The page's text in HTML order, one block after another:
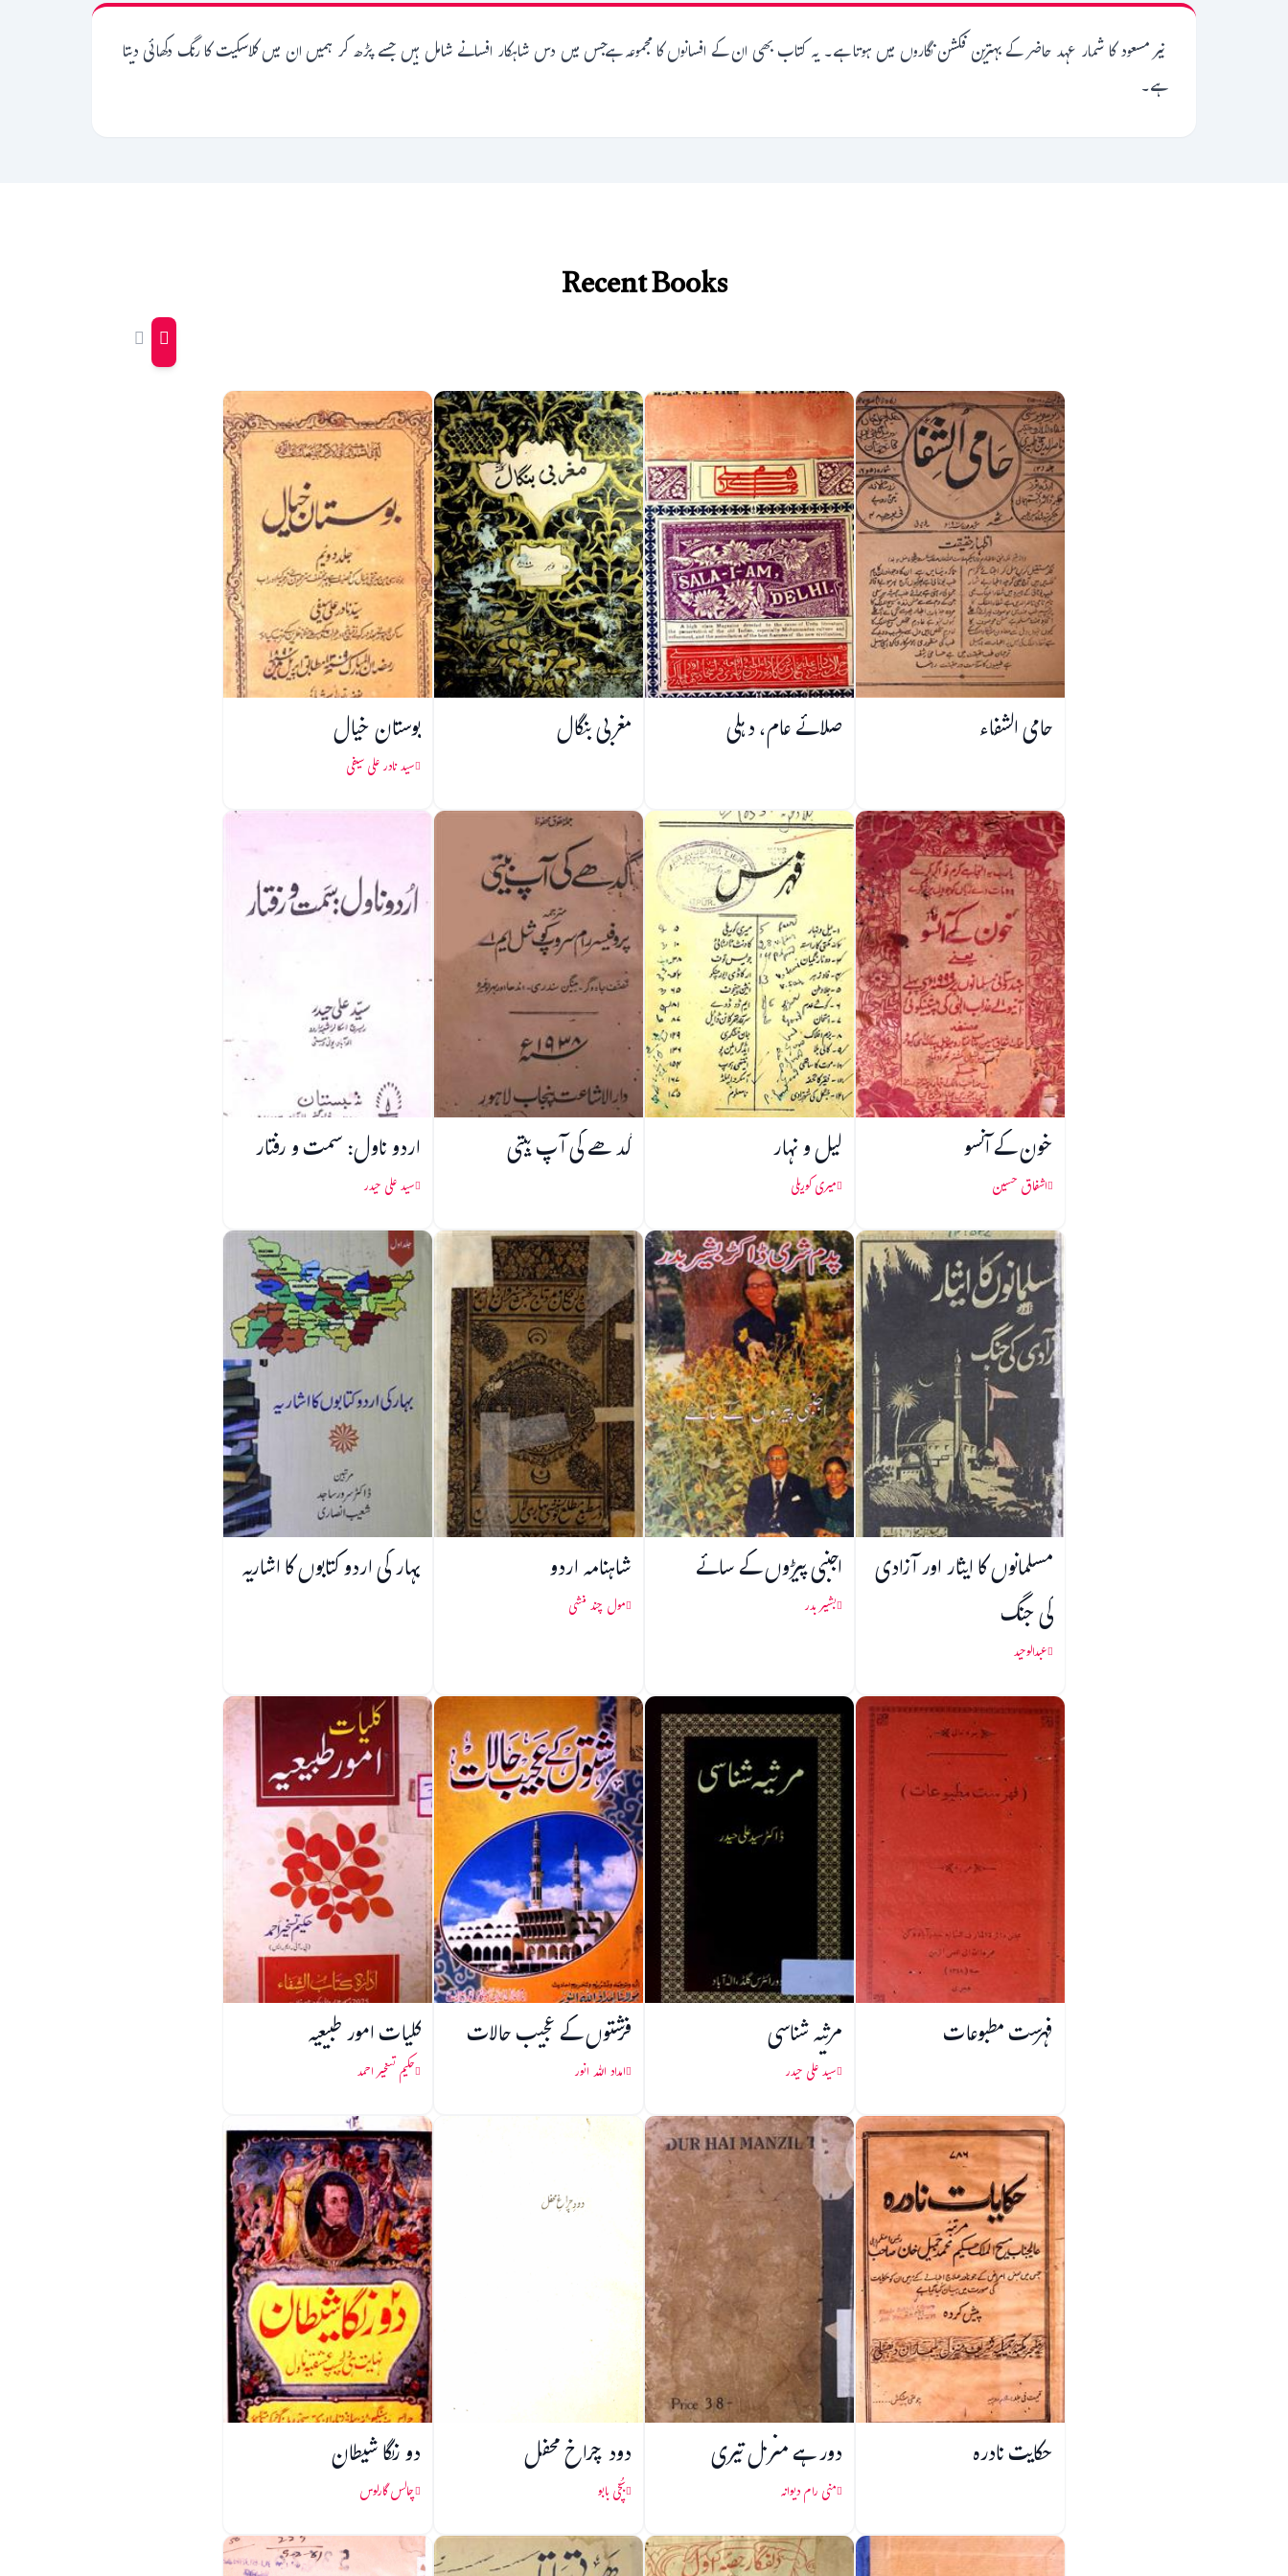
نیر مسعود کا شمار عہد حاضر کے بہترین فکشن نگاروں میں ہوتا ہے۔ یہ کتاب بھی ان کے افسانوں کا مجموعہ ہےجس میں دس شاہکار افسانے شامل ہیں جسے پڑھ کر ہمیں ان میں کلاسکیت کا رنگ دکھائی دیتا
ہے۔
Recent Books
حامی الشفاء صلائے عام، دہلی مغربی بنگال بوستان خیال
سید نادر علی سیفی
خون کے آنسو
اشفاق حسین
لیل و نہار
میری کوریلی
گدھے کی آپ بیتی اردو ناول: سمت و رفتار
سید علی حیدر
مسلمانوں کا ایثار اور آزادی
کی جنگ
عبدالوحید
اجنبی پیڑوں کے سائے
بشیر بدر
شاہنامہ اردو
مول چند منشی
بہار کی اردو کتابوں کا اشاریہ
فہرست مطبوعات مرثیہ شناسی
سید علی حیدر
فرشتوں کے عجیب حالات
امداد اللہ انور
کلیات امور طبیعیہ
حکیم تسخیر احمد
حکایت نادرہ دور ہے منزل تیری
منی رام دیوانہ
دود چراخ محفل
بُچّی بابو
دو رنگا شیطان
چالس گارلوس